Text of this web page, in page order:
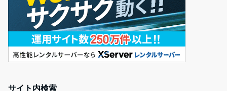
サイト内検索